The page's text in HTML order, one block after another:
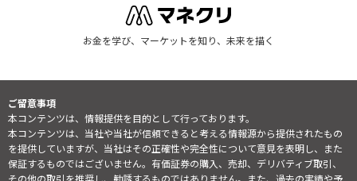
お金を学び、マーケットを知り、未来を描く
ご留意事項
本コンテンツは、情報提供を目的として行っております。
本コンテンツは、当社や当社が信頼できると考える情報源から提供されたもの
を提供していますが、当社はその正確性や完全性について意見を表明し、また
保証するものではございません。有価証券の購入、売却、デリバティブ取引、